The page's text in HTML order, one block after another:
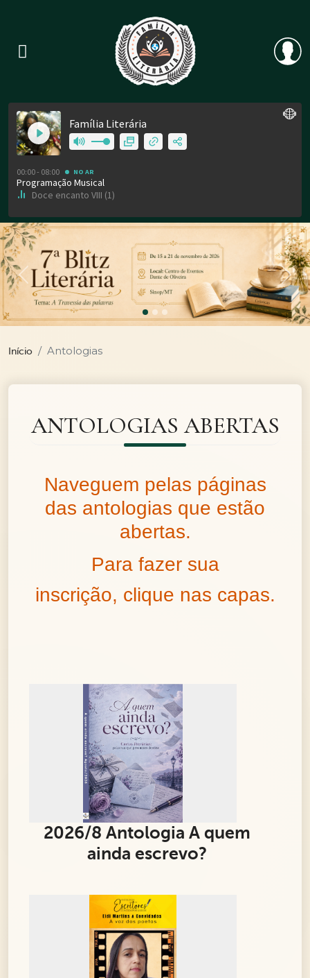
Previous
Início Antologias
ANTOLOGIAS ABERTAS
Naveguem pelas páginas
das antologias que estão
abertas.
Para fazer sua
inscrição, clique nas capas.
2026/8 Antologia A quem
ainda escrevo?